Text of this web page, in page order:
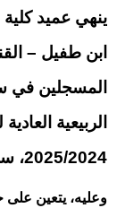
ينهي عميد كلية
ابن طفيل –
المسجلين في
الربيعية
2025/2024،